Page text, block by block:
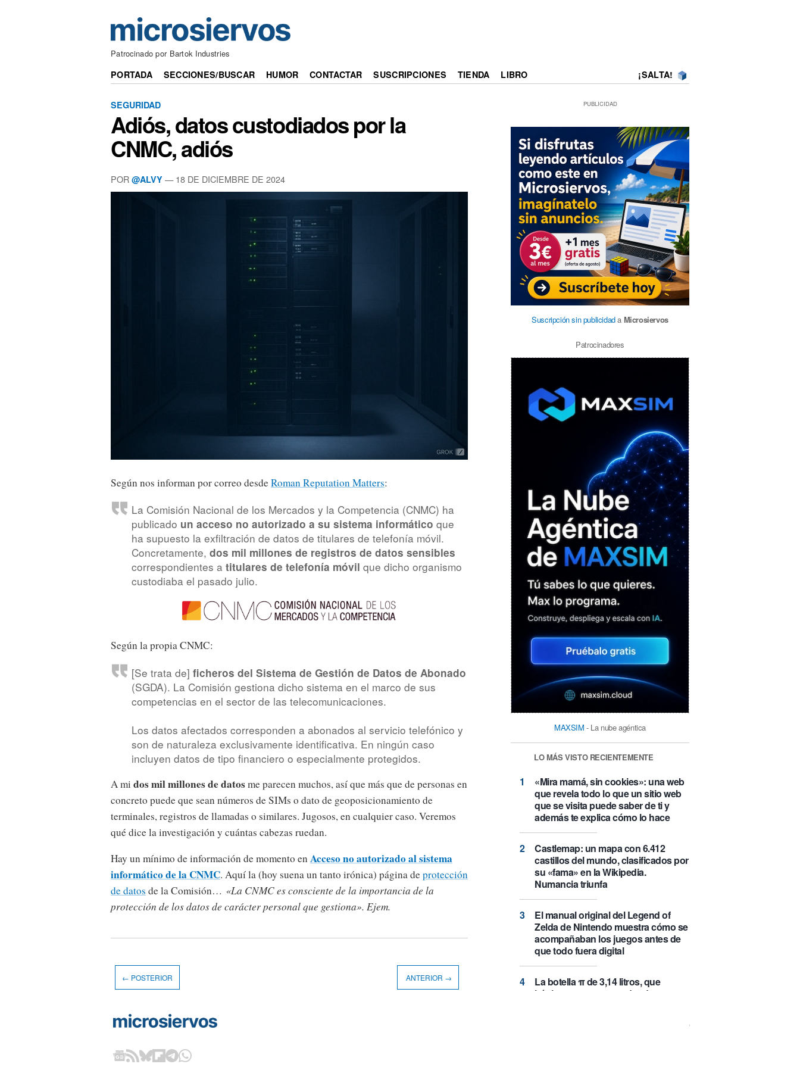
Patrocinado por Bartok Industries
PORTADA SECCIONES/BUSCAR HUMOR CONTACTAR SUSCRIPCIONES TIENDA LIBRO ¡SALTA!
SEGURIDAD
Adiós, datos custodiados por la
CNMC, adiós
POR @ALVY — 18 DE DICIEMBRE DE 2024
Según nos informan por correo desdeRoman Reputation Matters:
La Comisión Nacional de los Mercados y la Competencia (CNMC) ha
publicado un acceso no autorizado a su sistema informático que
ha supuesto la exfiltración de datos de titulares de telefonía móvil.
Concretamente, dos mil millones de registros de datos sensibles
correspondientes a titulares de telefonía móvil que dicho organismo
custodiaba el pasado julio.
Según la propia CNMC:
[Se trata de] ficheros del Sistema de Gestión de Datos de Abonado
(SGDA). La Comisión gestiona dicho sistema en el marco de sus
competencias en el sector de las telecomunicaciones.
Los datos afectados corresponden a abonados al servicio telefónico y
son de naturaleza exclusivamente identificativa. En ningún caso
incluyen datos de tipo financiero o especialmente protegidos.
A mi dos mil millones de datosme parecen muchos, así que más que de personas en
concreto puede que sean números de SIMs o dato de geoposicionamiento de
terminales, registros de llamadas o similares. Jugosos, en cualquier caso. Veremos
qué dice la investigación y cuántas cabezas ruedan.
Hay un mínimo de información de momento enAcceso no autorizado al sistema
informático de la CNMC. Aquí la (hoy suena un tanto irónica) página deprotección
de datos de la Comisión… «La CNMC es consciente de la importancia de la
protección de los datos de carácter personal que gestiona». Ejem.
PUBLICIDAD
Suscripción sin publicidada Microsiervos
Patrocinadores
MAXSIM - La nube agéntica
LO MÁS VISTO RECIENTEMENTE
«Mira mamá, sin cookies»: una web
que revela todo lo que un sitio web
que se visita puede saber de ti y
además te explica cómo lo hace
Castlemap: un mapa con 6.412
castillos del mundo, clasificados por
su «fama» en la Wikipedia.
Numancia triunfa
El manual original del Legend of
Zelda de Nintendo muestra cómo se
acompañaban los juegos antes de
que todo fuera digital
La botella π de 3,14 litros, que
irónicamente no es redonda
← POSTERIOR ANTERIOR →